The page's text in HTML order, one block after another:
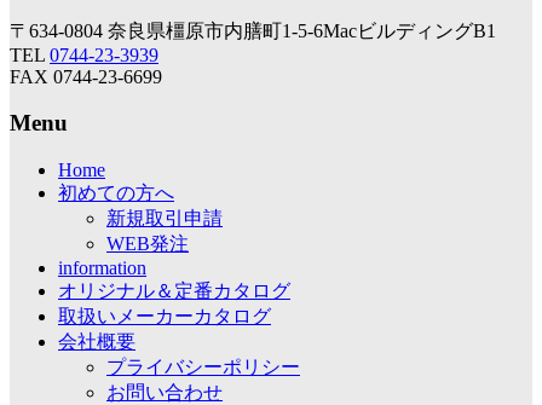
〒634-0804 奈良県橿原市内膳町1-5-6MacビルディングB1
TEL 0744-23-3939
FAX 0744-23-6699
Menu
Home
初めての方へ
新規取引申請
WEB発注
information
オリジナル＆定番カタログ
取扱いメーカーカタログ
会社概要
プライバシーポリシー
お問い合わせ